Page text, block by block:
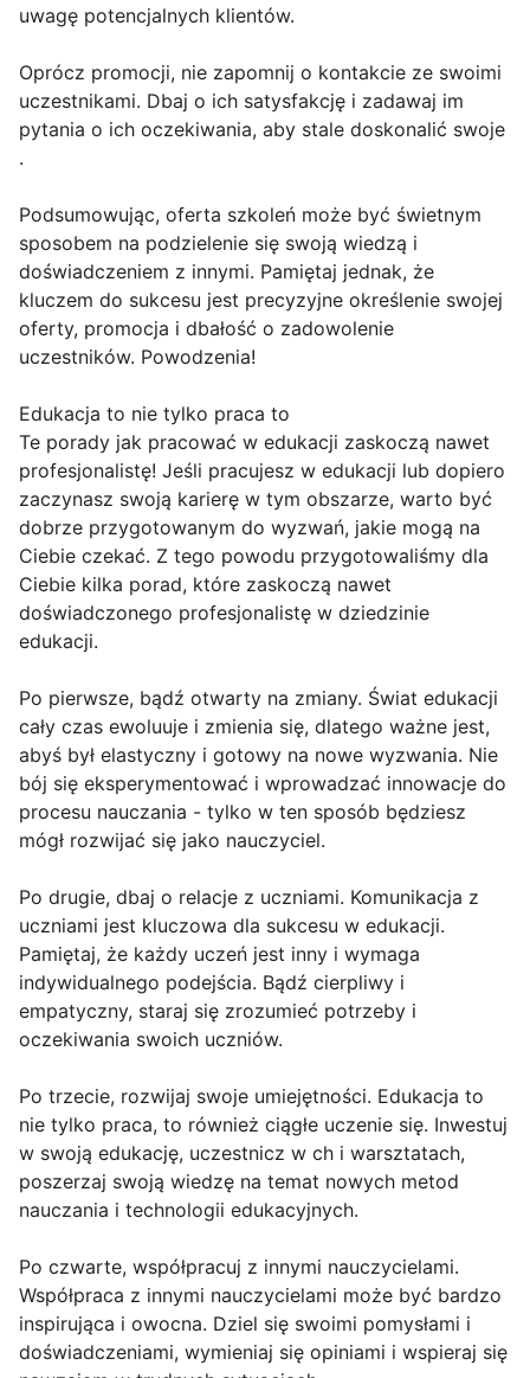
uwagę potencjalnych klientów.
Oprócz promocji, nie zapomnij o kontakcie ze swoimi
uczestnikami. Dbaj o ich satysfakcję i zadawaj im
pytania o ich oczekiwania, aby stale doskonalić swoje
.
Podsumowując, oferta szkoleń może być świetnym
sposobem na podzielenie się swoją wiedzą i
doświadczeniem z innymi. Pamiętaj jednak, że
kluczem do sukcesu jest precyzyjne określenie swojej
oferty, promocja i dbałość o zadowolenie
uczestników. Powodzenia!
Edukacja to nie tylko praca to
Te porady jak pracować w edukacji zaskoczą nawet
profesjonalistę! Jeśli pracujesz w edukacji lub dopiero
zaczynasz swoją karierę w tym obszarze, warto być
dobrze przygotowanym do wyzwań, jakie mogą na
Ciebie czekać. Z tego powodu przygotowaliśmy dla
Ciebie kilka porad, które zaskoczą nawet
doświadczonego profesjonalistę w dziedzinie
edukacji.
Po pierwsze, bądź otwarty na zmiany. Świat edukacji
cały czas ewoluuje i zmienia się, dlatego ważne jest,
abyś był elastyczny i gotowy na nowe wyzwania. Nie
bój się eksperymentować i wprowadzać innowacje do
procesu nauczania - tylko w ten sposób będziesz
mógł rozwijać się jako nauczyciel.
Po drugie, dbaj o relacje z uczniami. Komunikacja z
uczniami jest kluczowa dla sukcesu w edukacji.
Pamiętaj, że każdy uczeń jest inny i wymaga
indywidualnego podejścia. Bądź cierpliwy i
empatyczny, staraj się zrozumieć potrzeby i
oczekiwania swoich uczniów.
Po trzecie, rozwijaj swoje umiejętności. Edukacja to
nie tylko praca, to również ciągłe uczenie się. Inwestuj
w swoją edukację, uczestnicz w ch i warsztatach,
poszerzaj swoją wiedzę na temat nowych metod
nauczania i technologii edukacyjnych.
Po czwarte, współpracuj z innymi nauczycielami.
Współpraca z innymi nauczycielami może być bardzo
inspirująca i owocna. Dziel się swoimi pomysłami i
doświadczeniami, wymieniaj się opiniami i wspieraj się